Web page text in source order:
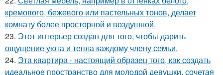
кремового, бежевого или пастельных тонов, делает
комнату более просторной и воздушной.
23. Этот интерьер создан для того, чтобы дарить
ощущение уюта и тепла каждому члену семьи.
24. Эта квартира - настоящий образец того, как создать
идеальное пространство для молодой девушки, сочетая